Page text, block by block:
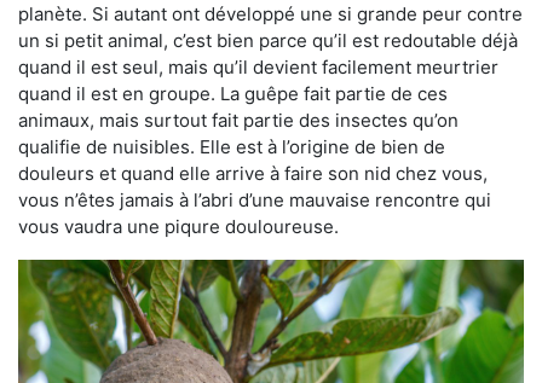
planète. Si autant ont développé une si grande peur contre
un si petit animal, c’est bien parce qu’il est redoutable déjà
quand il est seul, mais qu’il devient facilement meurtrier
quand il est en groupe. La guêpe fait partie de ces
animaux, mais surtout fait partie des insectes qu’on
qualifie de nuisibles. Elle est à l’origine de bien de
douleurs et quand elle arrive à faire son nid chez vous,
vous n’êtes jamais à l’abri d’une mauvaise rencontre qui
vous vaudra une piqure douloureuse.